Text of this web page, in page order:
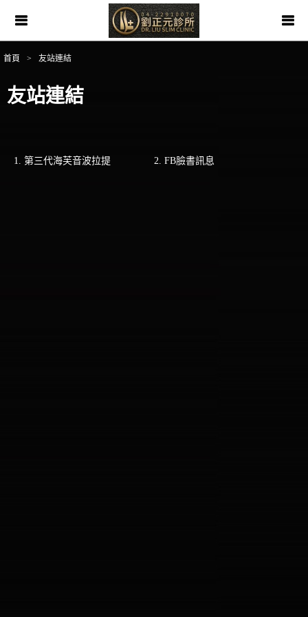
首頁 > 友站連結
友站連結
1. 第三代海芙音波拉提 2. FB臉書訊息